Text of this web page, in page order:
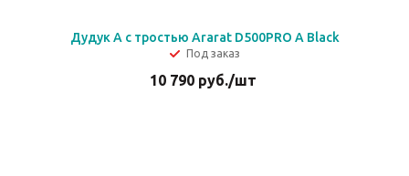
Дудук А с тростью Ararat D500PRO A Black
Под заказ
10 790 руб./шт